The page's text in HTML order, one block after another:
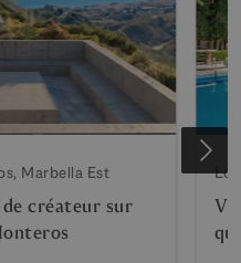
Marbella Est
créateur sur